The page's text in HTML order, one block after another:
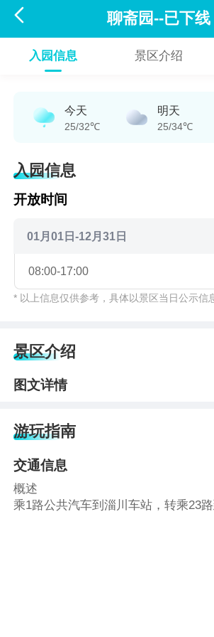
 聊斋园--已下线
入园信息 景区介绍
今天
25/32℃
明天
25/34℃
入园信息
开放时间
01月01日-12月31日
08:00-17:00
* 以上信息仅供参考，具体以景区当日公示信
景区介绍
图文详情
游玩指南
交通信息
概述
乘1路公共汽车到淄川车站，转乘23路